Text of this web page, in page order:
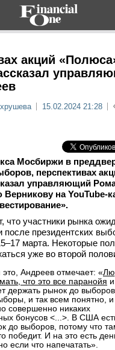
акций
15.02.2024 21:28
Мосбиржи в
перспективах
управляющий
на YouTube-
что участники рынка
после президентских
марта. Некоторые
уже во второй
Андреев отмечает: «
что это все паранойя
держать рынок до
и так всем понятно,
совершенно никаких
бонусов <...>. В США
до выборов, потому что
победит. И на это есть
если что напечатать».